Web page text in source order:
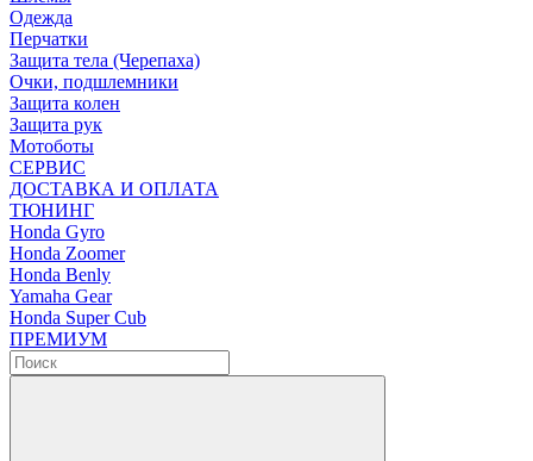
Одежда
Перчатки
Защита тела (Черепаха)
Очки, подшлемники
Защита колен
Защита рук
Мотоботы
СЕРВИС
ДОСТАВКА И ОПЛАТА
ТЮНИНГ
Honda Gyro
Honda Zoomer
Honda Benly
Yamaha Gear
Honda Super Cub
ПРЕМИУМ